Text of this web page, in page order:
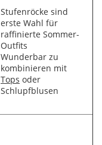
Stufenröcke sind
erste Wahl für
raffinierte Sommer-
Outfits
Wunderbar zu
kombinieren mit
Tops oder
Schlupfblusen